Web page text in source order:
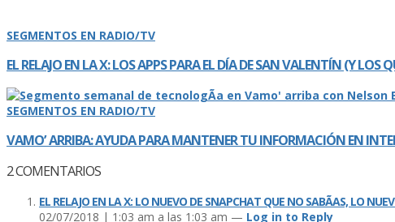
SEGMENTOS EN RADIO/TV
EL RELAJO EN LA X: LOS APPS PARA EL DÍ­A DE SAN VALENTÍ­N (Y LOS
SEGMENTOS EN RADIO/TV
VAMO’ ARRIBA: AYUDA PARA MANTENER TU INFORMACIÓN EN
2COMENTARIOS
EL RELAJO EN LA X: LO NUEVO DE SNAPCHAT QUE NO SABÃ­AS, LO
02/07/2018 | 1:03 am a las 1:03 am — Log in to Reply